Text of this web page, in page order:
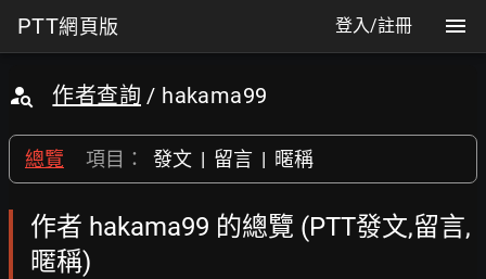
PTT網頁版 登入/註冊
作者查詢 / hakama99
總覽 項目： 發文 | 留言 | 暱稱
作者 hakama99 的總覽 (PTT發文,留言,
暱稱)